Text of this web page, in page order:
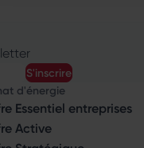
s'inscrire
d'énergie
Essentiel entreprises
Active